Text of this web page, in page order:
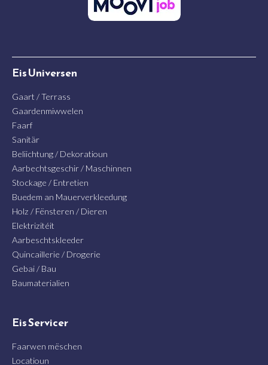
Eis Universen
Gaart / Terrass
Gaardenmiwwelen
Faarf
Sanitär
Beliichtung / Dekoratioun
Aarbechtsgeschir / Maschinnen
Stockage / Entretien
Buedem an Mauerverkleedung
Holz / Fënsteren / Dieren
Elektrizitéit
Aarbeschtskleeder
Quincaillerie / Drogerie
Gebai / Bau
Baumaterialien
Eis Servicer
Faarwen mëschen
Locatioun